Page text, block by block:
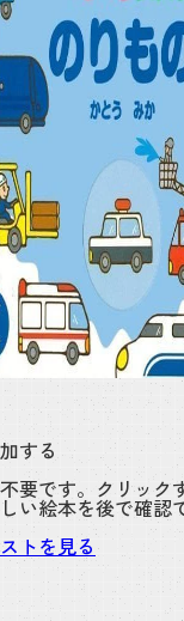
する
要です。クリック
い絵本を後で確認
トを見る